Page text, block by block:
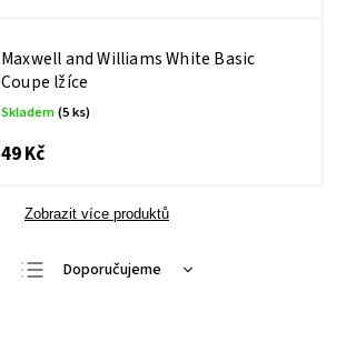
Maxwell and Williams White Basic
Coupe lžíce
Skladem(5 ks)
49 Kč
Zobrazit více produktů
Doporučujeme